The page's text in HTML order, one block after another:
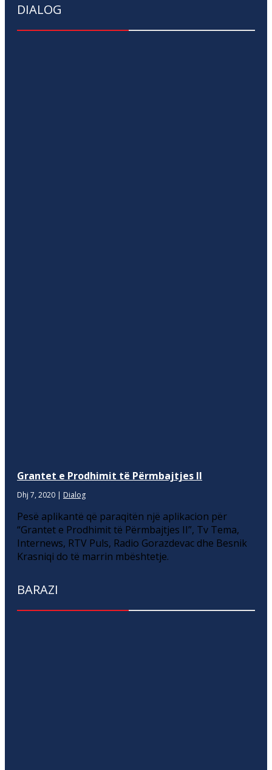
DIALOG
Grantet e Prodhimit të Përmbajtjes II
Dhj 7, 2020 | Dialog
Pesë aplikantë që paraqitën një aplikacion për
“Grantet e Prodhimit të Përmbajtjes II”, Tv Tema,
Internews, RTV Puls, Radio Gorazdevac dhe Besnik
Krasniqi do të marrin mbështetje.
BARAZI